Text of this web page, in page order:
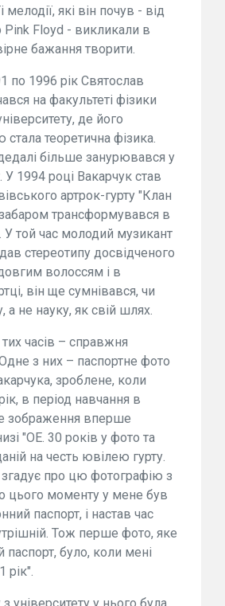
мелодії, які він почув - від
Pink Floyd - викликали в
бажання творити.
по 1996 рік Святослав
на факультеті фізики
де його
стала теоретична фізика.
більше занурювався у
У 1994 році Вакарчук став
артрок-гурту "Клан
трансформувався в
У той час молодий музикант
стереотипу досвідченого
волоссям і в
він ще сумнівався, чи
а не науку, як свій шлях.
часів – справжня
з них – паспортне фото
зроблене, коли
в період навчання в
зображення вперше
"ОЕ. 30 років у фото та
на честь ювілею гурту.
про цю фотографію з
цього моменту у мене був
паспорт, і настав час
Тож перше фото, яке
паспорт, було, коли мені
рік".